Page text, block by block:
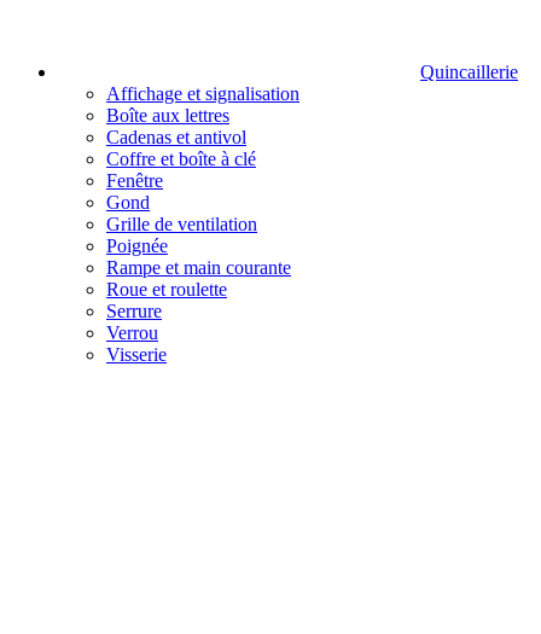
Quincaillerie
Affichage et signalisation
Boîte aux lettres
Cadenas et antivol
Coffre et boîte à clé
Fenêtre
Gond
Grille de ventilation
Poignée
Rampe et main courante
Roue et roulette
Serrure
Verrou
Visserie